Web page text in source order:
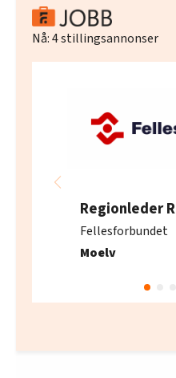
Nå:4stillingsannonser
Regionleder
Fellesforbundet
Moelv